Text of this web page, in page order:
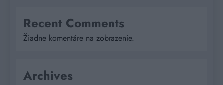
Recent Comments
Žiadne komentáre na zobrazenie.
Archives